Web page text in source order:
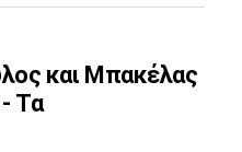
και Μπακέλας
- Τα